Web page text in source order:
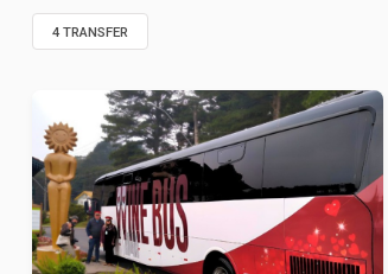
4 TRANSFER